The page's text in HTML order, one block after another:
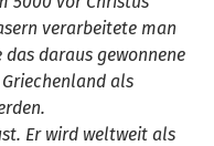
verarbeitete man
das daraus gewonnene
als
Er wird weltweit als